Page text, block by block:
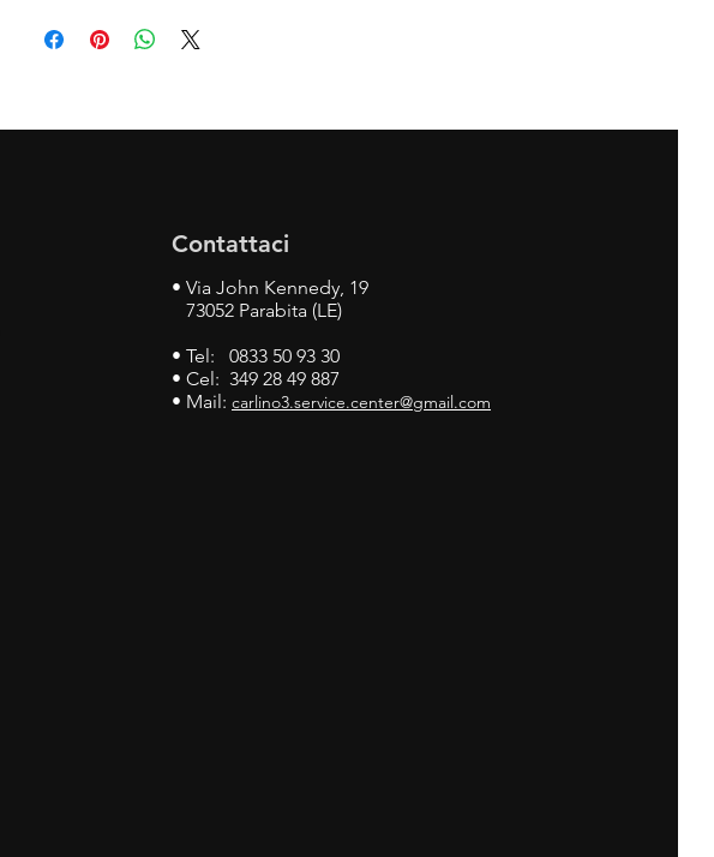
Contattaci
• Via John Kennedy, 19
73052 Parabita (LE)
• Tel: 0833 50 93 30
• Cel: 349 28 49 887
• Mail: carlino3.service.center@gmail.com